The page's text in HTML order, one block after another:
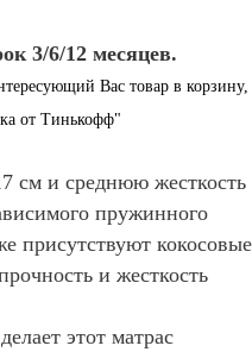
3/6/12 месяцев.
Вас товар в корзину,
от Тинькофф"
см и среднюю жесткость
пружинного
присутствуют кокосовые
и жесткость
этот матрас